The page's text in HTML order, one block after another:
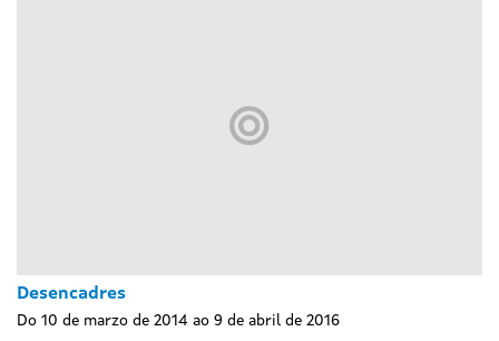
Desencadres
Do 10 de marzo de 2014 ao 9 de abril de 2016